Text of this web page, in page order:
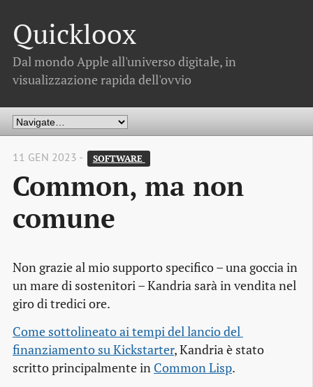
Quickloox
Dal mondo Apple all'universo digitale, in
visualizzazione rapida dell'ovvio
11 GEN 2023 - SOFTWARE
Common, ma non
comune
Non grazie al mio supporto specifico – una goccia in
un mare di sostenitori – Kandria sarà in vendita nel
giro di tredici ore.
Come sottolineato ai tempi del lancio del
finanziamento su Kickstarter, Kandria è stato
scritto principalmente in Common Lisp.